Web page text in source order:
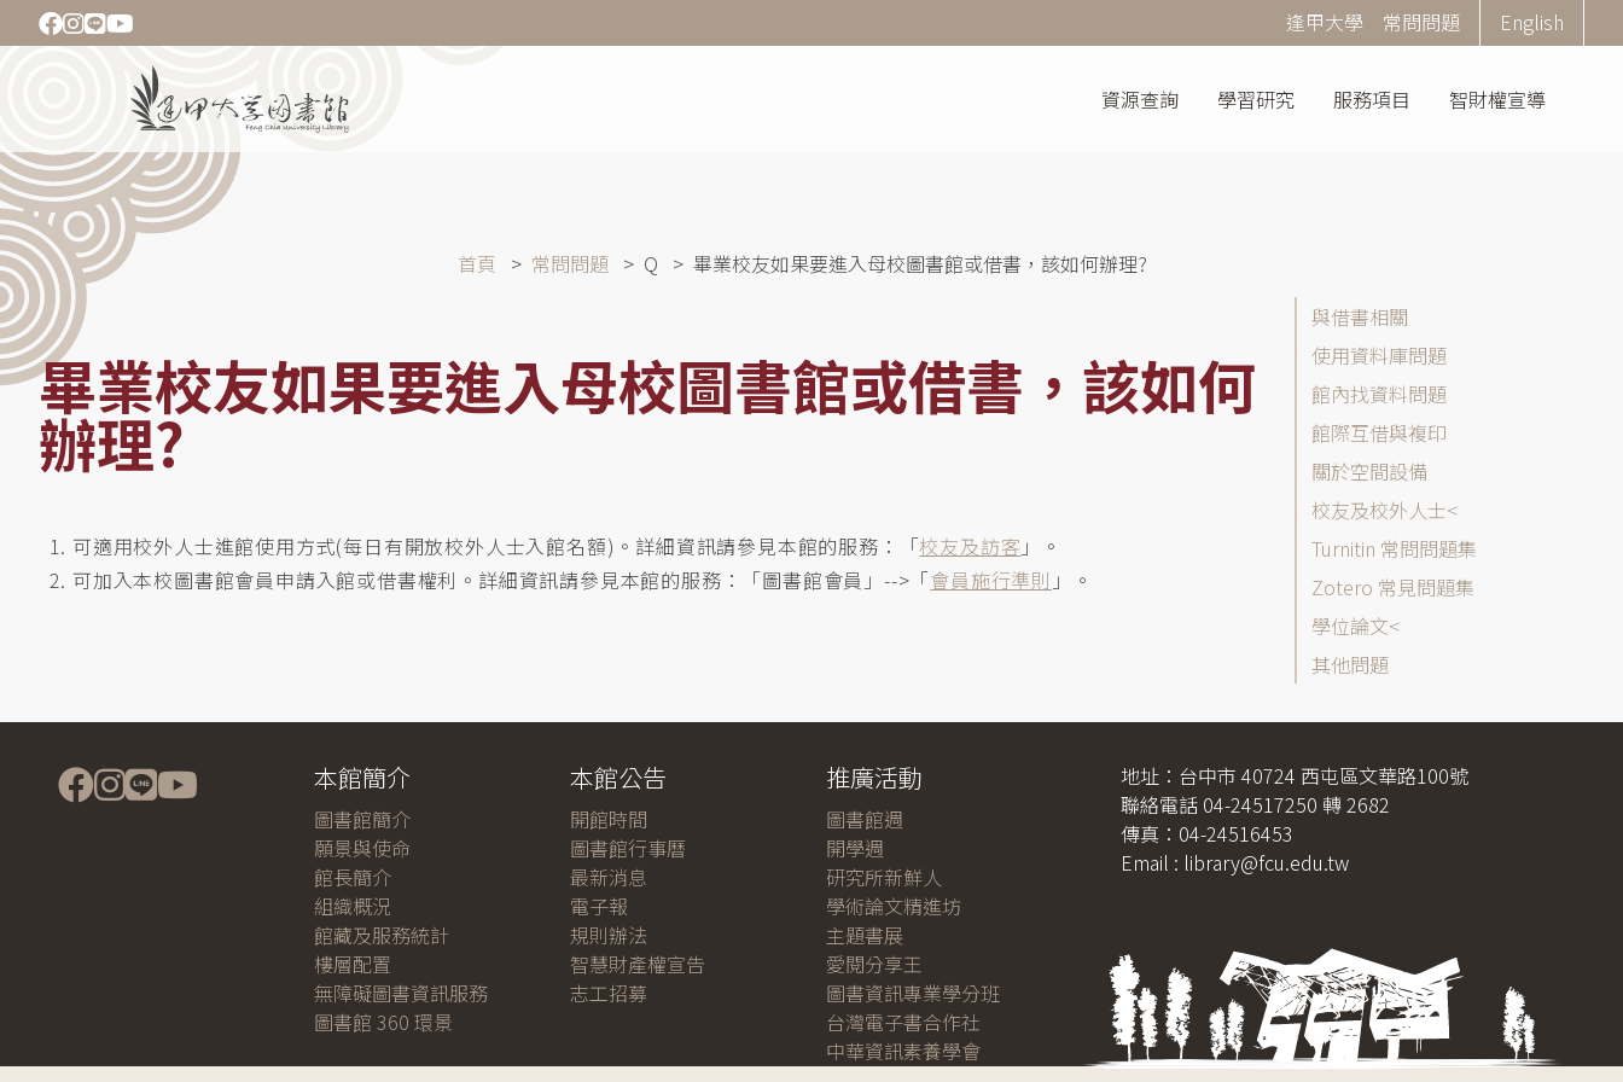
至
Corner
Menu
逢甲大學 常問問題 English
資源查詢 學習研究 服務項目 智財權宣導
導
航
連
結
首頁 常問問題 Q 畢業校友如果要進入母校圖書館或借書，該如何辦理?
畢業校友如果要進入母校圖書館或借書，該如何
辦理?
可適用校外人士進館使用方式(每日有開放校外人士入館名額)。詳細資訊請參見本館的服務：「校友及訪客 」。
可加入本校圖書館會員申請入館或借書權利。詳細資訊請參見本館的服務：「圖書館會員」-->「會員施行準則 」。
題
(FAQ)
分
類
列
表
與借書相關
使用資料庫問題
館內找資料問題
館際互借與複印
關於空間設備
校友及校外人士
Turnitin 常問問題集
Zotero 常見問題集
學位論文
其他問題
本館簡介
圖書館簡介
願景與使命
館長簡介
組織概況
館藏及服務統計
樓層配置
無障礙圖書資訊服務
圖書館 360 環景
本館公告
開館時間
圖書館行事曆
最新消息
電子報
規則辦法
智慧財產權宣告
志工招募
推廣活動
圖書館週
開學週
研究所新鮮人
學術論文精進坊
主題書展
愛閱分享王
圖書資訊專業學分班
台灣電子書合作社
中華資訊素養學會
地址：台中市 40724 西屯區文華路100號
聯絡電話 04-24517250 轉 2682
傳真：04-24516453
Email : library@fcu.edu.tw